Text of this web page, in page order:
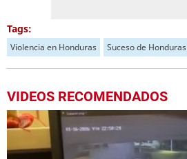
Tags:
Violencia en Honduras Suceso de Honduras
VIDEOS RECOMENDADOS